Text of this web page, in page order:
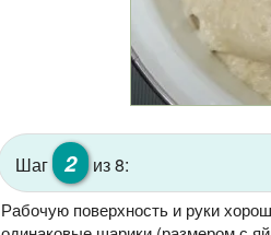
Шаг 2 из 8:
Рабочую поверхность и руки